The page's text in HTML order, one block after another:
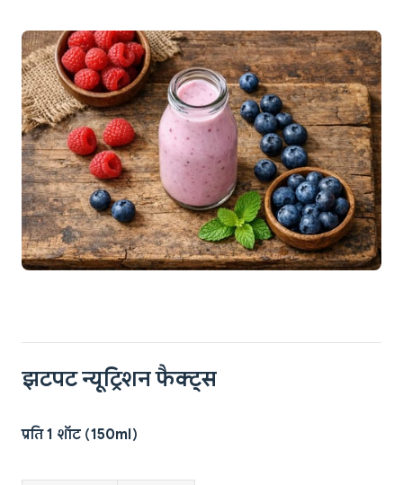
झटपट न्यूट्रिशन फैक्ट्स
प्रति 1 शॉट (150ml)